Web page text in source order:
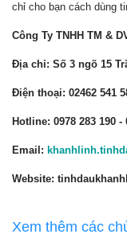
chỉ cho bạn cách dùng
Công Ty TNHH TM &
Địa chỉ: Số 3 ngõ 15
Điện thoại: 02462 541
Hotline: 0978 283 190 -
Email:
Website:
Xem thêm các